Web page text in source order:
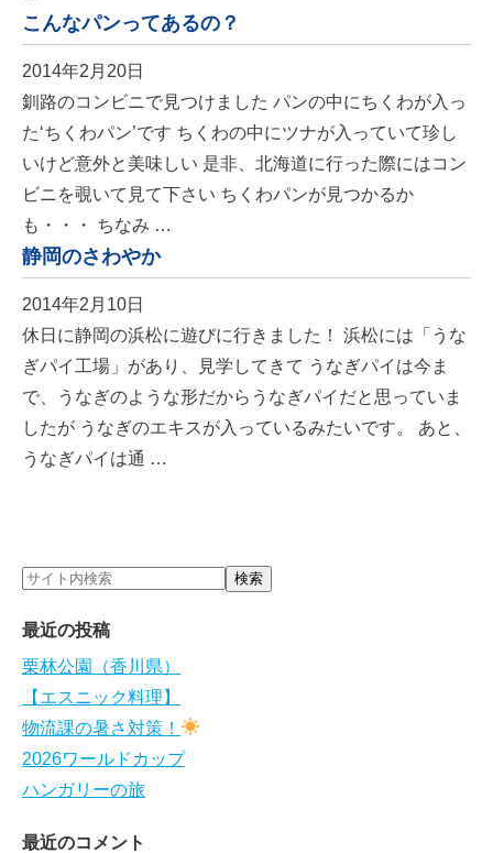
こんなパンってあるの？
2014年2月20日
釧路のコンビニで見つけました パンの中にちくわが入っ
た‘ちくわパン’です ちくわの中にツナが入っていて珍し
いけど意外と美味しい 是非、北海道に行った際にはコン
ビニを覗いて見て下さい ちくわパンが見つかるか
も・・・ ちなみ …
静岡のさわやか
2014年2月10日
休日に静岡の浜松に遊びに行きました！ 浜松には「うな
ぎパイ工場」があり、見学してきて うなぎパイは今ま
で、うなぎのような形だからうなぎパイだと思っていま
したが うなぎのエキスが入っているみたいです。 あと、
うなぎパイは通 …
最近の投稿
栗林公園（香川県）
【エスニック料理】
物流課の暑さ対策！
2026ワールドカップ
ハンガリーの旅
最近のコメント